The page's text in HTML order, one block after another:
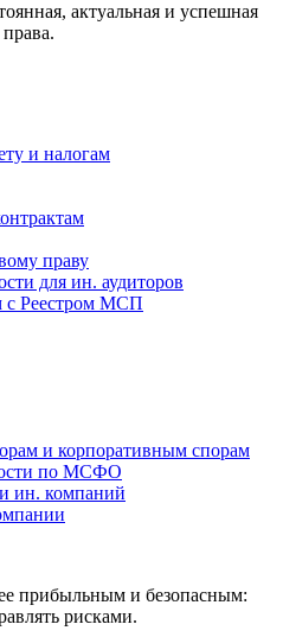
актуальная и успешная
и налогам
праву
для ин. аудиторов
с Реестром МСП
и корпоративным спорам
по МСФО
ин. компаний
прибыльным и безопасным:
рисками.